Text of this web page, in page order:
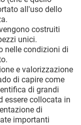
all'uso dello
costruiti
unici.
nelle condizioni di
e valorizzazione
di capire come
di grandi
essere collocata in
di
importanti